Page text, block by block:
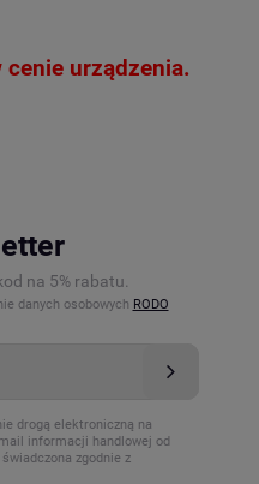
urządzenia.
na 5% rabatu.
danych osobowych RODO
drogą elektroniczną na
informacji handlowej od
zgodnie z